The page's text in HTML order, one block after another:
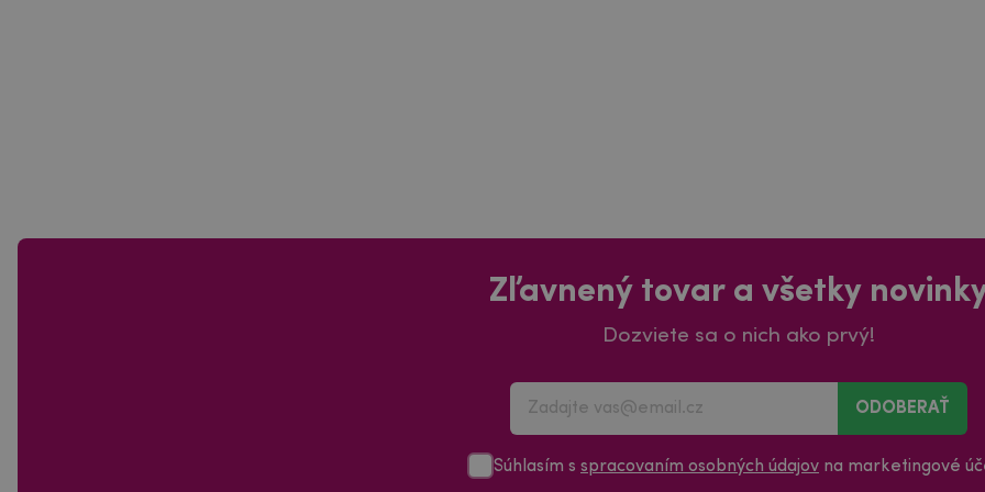
Zľavnený tovar a všetky
Dozviete sa o nich ako prvý!
ODOBERAŤ
Súhlasím s spracovaním osobných údajov na marketingové